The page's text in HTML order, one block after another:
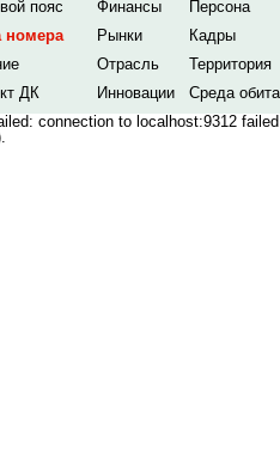
пояс
Финансы Персона
номера
Рынки Кадры
Отрасль Территория
ДК
Инновации Среда
connection to localhost:9312